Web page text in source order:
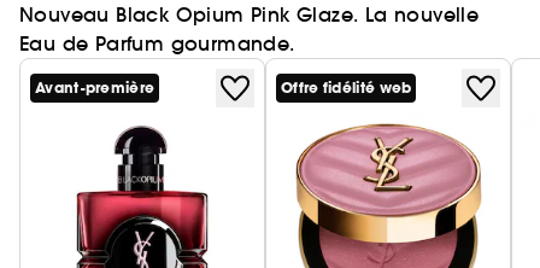
Nouveau Black Opium Pink Glaze. La nouvelle
Eau de Parfum gourmande.
Avant-première Offre fidélité web